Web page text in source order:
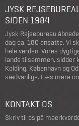
JYSK
SIDEN 1984
Jysk Rejsebureau
dag ca. 180 ansatte. Vi
hele verden. Vores
lande tilsammen, sidder
Kolding, København og
sædvanlige. Læs mere
KONTAKT OS
Skriv til os på